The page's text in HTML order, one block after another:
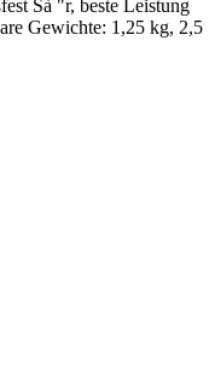
Sà "r, beste Leistung
Gewichte: 1,25 kg, 2,5